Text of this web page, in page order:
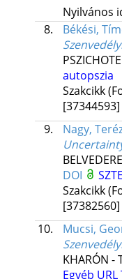
Nyilvános
8.
Békési,
autopszia
Szakcikk
[37344593]
9.
Nagy,
DOI
Szakcikk
[37382560]
10.
Mucsi,
KHARÓN -
Egyéb URL